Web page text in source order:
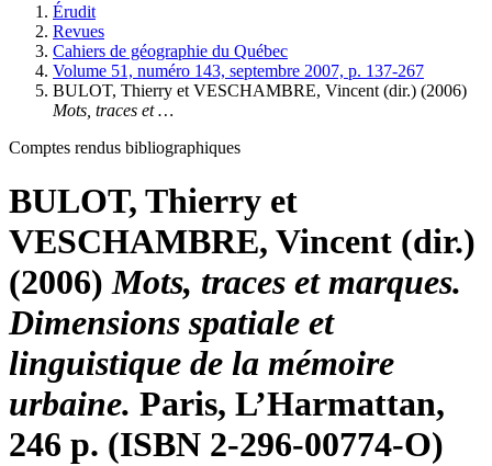
Érudit
Revues
Cahiers de géographie du Québec
Volume 51, numéro 143, septembre 2007, p. 137-267
BULOT, Thierry et VESCHAMBRE, Vincent (dir.) (2006)
Mots, traces et …
Comptes rendus bibliographiques
BULOT, Thierry et
VESCHAMBRE, Vincent (dir.)
(2006) Mots, traces et marques.
Dimensions spatiale et
linguistique de la mémoire
urbaine. Paris, L’Harmattan,
246 p. (ISBN 2-296-00774-O)